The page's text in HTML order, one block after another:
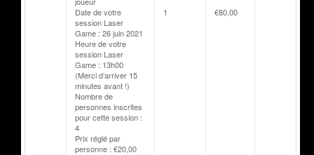
Date de votre
session Laser
Game : 26 juin 2021
Heure de votre
session Laser
Game : 13h00
(Merci d’arriver 15
minutes avant !)
Nombre de
personnes inscrites
pour cette session :
4
Prix réglé par
personne : €20,00
1 €80,00